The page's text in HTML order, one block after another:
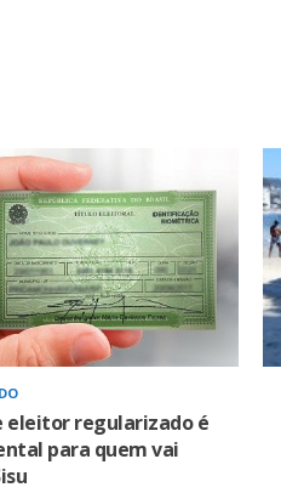
eleitor regularizado é
para quem vai